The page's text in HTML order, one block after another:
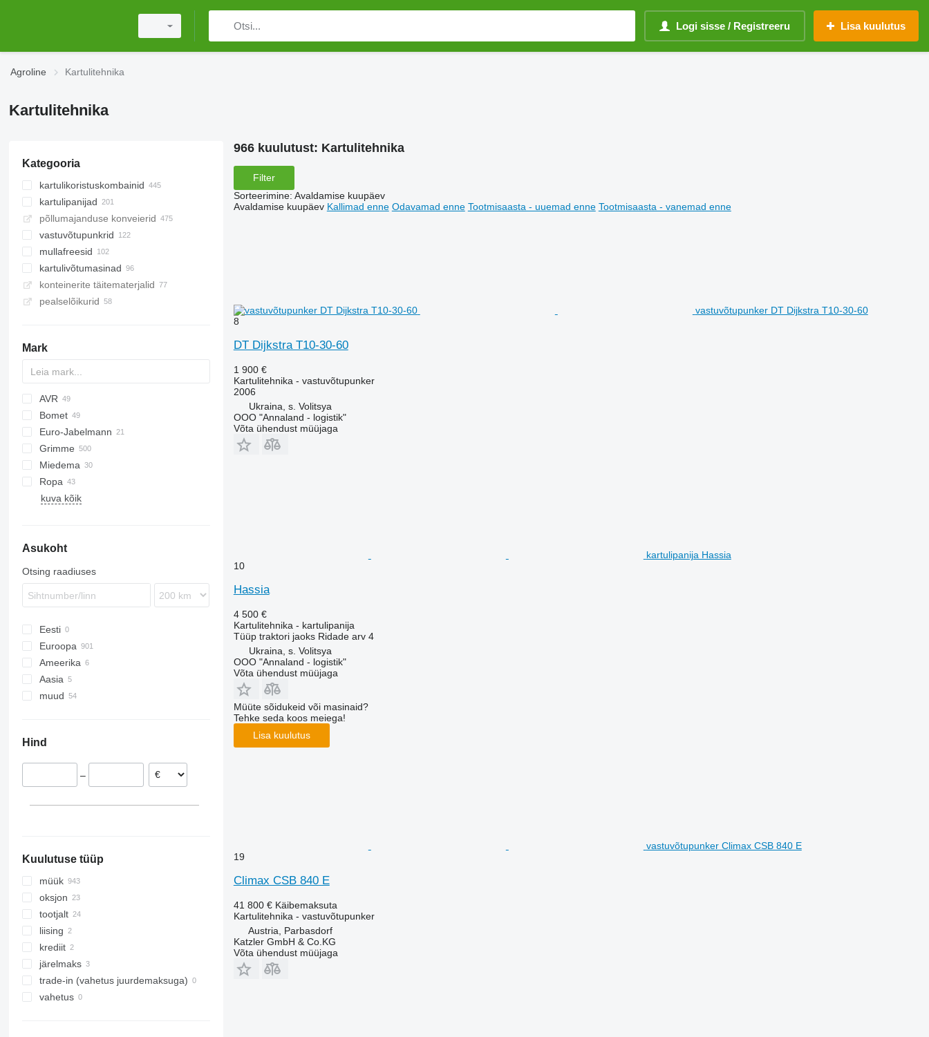
Logi sisse / Registreeru Lisa kuulutus
Agroline Kartulitehnika
Kartulitehnika
Kategooria
kartulikoristuskombainid
kartulipanijad
põllumajanduse konveierid
vastuvõtupunkrid
mullafreesid
kartulivõtumasinad
konteinerite täitematerjalid
pealselõikurid
Mark
AVR
Ceres
Esprit
MultiForce
Puma
Spirit
Z-series
Bomet
S-series
U-series
Z-series
Junior
Euro-Jabelmann
E series
Grimme
BFL
CS
DL
FA
GL
GT
HT
KS
LK
MK
PRIOS
VARITRON
VL
UN
Miedema
SB
Ropa
Keiler
BOLKO
kuva kõik
Asukoht
Otsing raadiuses
Eesti
Euroopa
Saksamaa
Poola
Austria
Belgia
Ameerika
USA
Aasia
Türgi
muud
Hind
–
Kuulutuse tüüp
müük
oksjon
tootjalt
liising
krediit
järelmaks
trade-in (vahetus juurdemaksuga)
vahetus
966 kuulutust: Kartulitehnika
Filter
Sorteerimine: Avaldamise kuupäev
Avaldamise kuupäev Kallimad enne Odavamad enne Tootmisaasta - uuemad enne Tootmisaasta - vanemad enne
vastuvõtupunker DT Dijkstra T10-30-60
8
DT Dijkstra T10-30-60
1 900 €
Kartulitehnika - vastuvõtupunker
2006
Ukraina, s. Volitsya
OOO "Annaland - logistik"
Võta ühendust müüjaga
kartulipanija Hassia
10
Hassia
4 500 €
Kartulitehnika - kartulipanija
Tüüp traktori jaoks Ridade arv 4
Ukraina, s. Volitsya
OOO "Annaland - logistik"
Võta ühendust müüjaga
Müüte sõidukeid või masinaid?
Tehke seda koos meiega!
Lisa kuulutus
vastuvõtupunker Climax CSB 840 E
19
Climax CSB 840 E
41 800 € Käibemaksuta
Kartulitehnika - vastuvõtupunker
Austria, Parbasdorf
Katzler GmbH & Co.KG
Võta ühendust müüjaga